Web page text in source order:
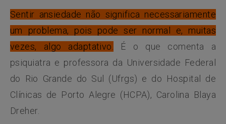
Sentir ansiedade não significa necessariamente
um problema, pois pode ser normal e, muitas
vezes, algo adaptativo. É o que comenta a
psiquiatra e professora da Universidade Federal
do Rio Grande do Sul (Ufrgs) e do Hospital de
Clínicas de Porto Alegre (HCPA), Carolina Blaya
Dreher.